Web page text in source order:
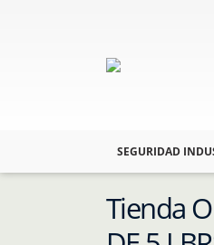
SEGURIDAD
Tienda